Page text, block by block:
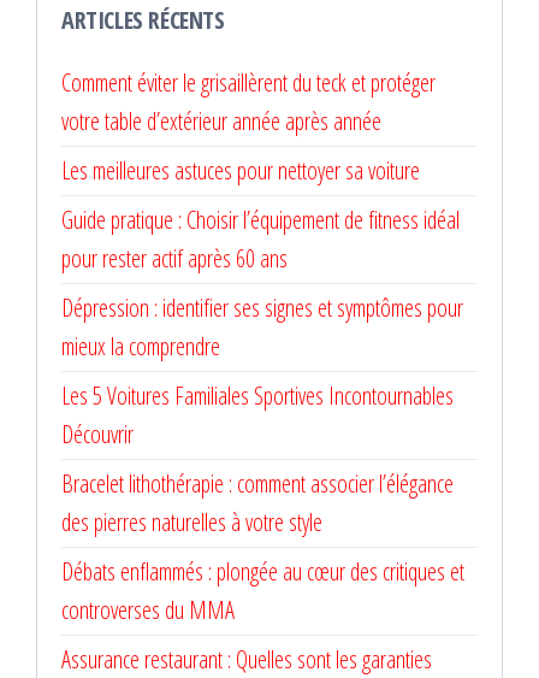
ARTICLES RÉCENTS
Comment éviter le grisaillèrent du teck et protéger
votre table d’extérieur année après année
Les meilleures astuces pour nettoyer sa voiture
Guide pratique : Choisir l’équipement de fitness idéal
pour rester actif après 60 ans
Dépression : identifier ses signes et symptômes pour
mieux la comprendre
Les 5 Voitures Familiales Sportives Incontournables
Découvrir
Bracelet lithothérapie : comment associer l’élégance
des pierres naturelles à votre style
Débats enflammés : plongée au cœur des critiques et
controverses du MMA
Assurance restaurant : Quelles sont les garanties